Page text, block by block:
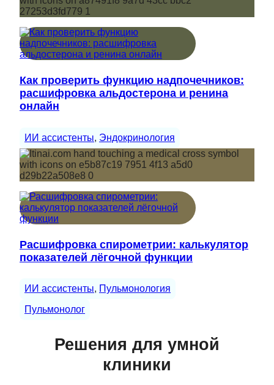
Как проверить функцию надпочечников:
расшифровка альдостерона и ренина
онлайн
ИИ ассистенты, Эндокринология
Расшифровка спирометрии: калькулятор
показателей лёгочной функции
ИИ ассистенты, Пульмонология
Пульмонолог
Решения для умной
клиники